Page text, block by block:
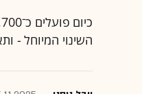
השינוי המיוחל -